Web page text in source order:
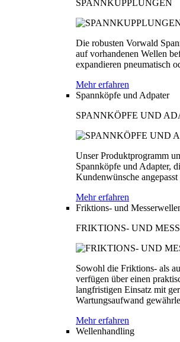
SPANNKUPPLUNGEN
Die robusten Vorwald
auf vorhandenen Wellen
expandieren pneumatisch
Mehr erfahren
Spannköpfe und Adpater
SPANNKÖPFE UND
Unser Produktprogramm
Spannköpfe und Adapter,
Kundenwünsche
Mehr erfahren
Friktions- und
FRIKTIONS- UND
Sowohl die Friktions- als
verfügen über einen
langfristigen Einsatz mit
Wartungsaufwand
Mehr erfahren
Wellenhandling